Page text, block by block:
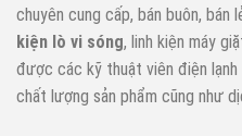
chuyên cung cấp, bán buôn, bán
kiện lò vi sóng, linh kiện máy
được các kỹ thuật viên điện
chất lượng sản phẩm cũng như